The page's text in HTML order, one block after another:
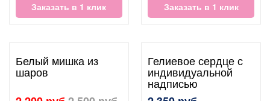
Заказать в 1 клик
Заказать в 1 клик
Белый мишка из
шаров
Гелиевое сердце с
индивидуальной
надписью